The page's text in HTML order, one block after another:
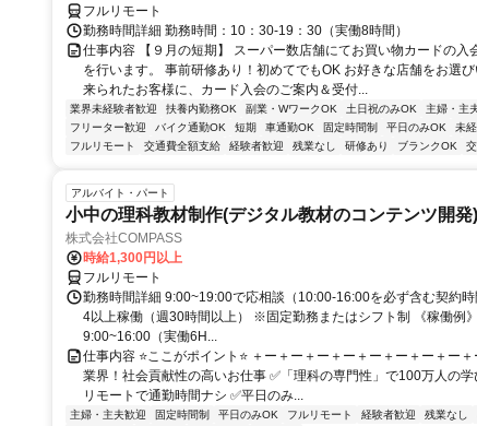
フルリモート
勤務時間詳細 勤務時間：10：30-19：30（実働8時間）
仕事内容 【９月の短期】 スーパー数店舗にてお買い物カードの入
を行います。 事前研修あり！初めてでもOK お好きな店舗をお選び
来られたお客様に、カード入会のご案内＆受付...
業界未経験者歓迎 扶養内勤務OK 副業・WワークOK 土日祝のみOK
主婦・主
フリーター歓迎
バイク通勤OK 短期 車通勤OK 固定時間制 平日のみOK
未
フルリモート
交通費全額支給 経験者歓迎 残業なし 研修あり ブランクOK
アルバイト・パート
小中の理科教材制作(デジタル教材のコンテンツ開発)
株式会社COMPASS
時給1,300円以上
フルリモート
勤務時間詳細 9:00~19:00で応相談（10:00-16:00を必ず含む契約
4以上稼働（週30時間以上） ※固定勤務またはシフト制 《稼働例》
9:00~16:00（実働6H...
仕事内容 ⭐ここがポイント⭐ ＋ー＋ー＋ー＋ー＋ー＋ー＋ー＋ー
業界！社会貢献性の高いお仕事 ✅「理科の専門性」で100万人の学
リモートで通勤時間ナシ ✅平日のみ...
主婦・主夫歓迎 固定時間制 平日のみOK フルリモート 経験者歓迎 残業なし